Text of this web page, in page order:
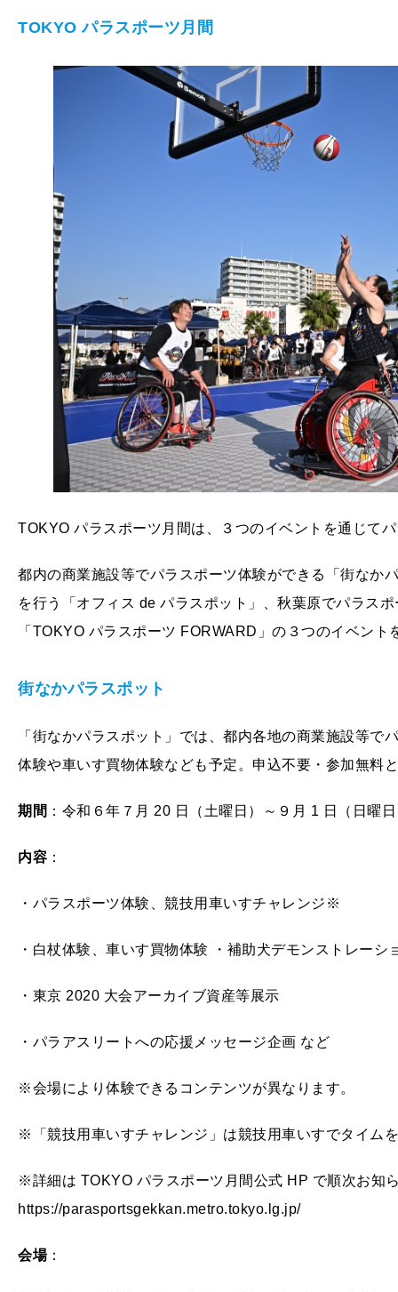
TOKYO パラスポーツ月間
TOKYO パラスポーツ月間は、３つのイベントを通じて
都内の商業施設等でパラスポーツ体験ができる「街なか
を行う「オフィス de パラスポット」、秋葉原でパラス
「TOKYO パラスポーツ FORWARD」の３つのイベント
街なかパラスポット
「街なかパラスポット」では、都内各地の商業施設等
体験や車いす買物体験なども予定。申込不要・参加無料
期間 ：令和６年７月 20 日（土曜日）～９月 1 日（日曜
内容 ：
・パラスポーツ体験、競技用車いすチャレンジ※
・白杖体験、車いす買物体験 ・補助犬デモンストレーシ
・東京 2020 大会アーカイブ資産等展示
・パラアスリートへの応援メッセージ企画 など
※会場により体験できるコンテンツが異なります。
※「競技用車いすチャレンジ」は競技用車いすでタイム
※詳細は TOKYO パラスポーツ月間公式 HP で順次お知
https://parasportsgekkan.metro.tokyo.lg.jp/
会場：